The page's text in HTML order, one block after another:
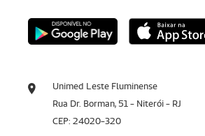
Unimed Leste Fluminense
Rua Dr. Borman, 51 - Niterói - RJ
CEP: 24020-320